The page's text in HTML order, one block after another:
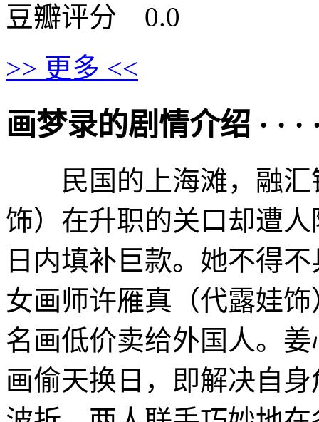
豆瓣评分 0.0
>> 更多 <<
画梦录的剧情介绍 · · ·
民国的上海滩，融汇
饰）在升职的关口却遭
日内填补巨款。她不得
女画师许雁真（代露娃
名画低价卖给外国人。
画偷天换日，即解决自